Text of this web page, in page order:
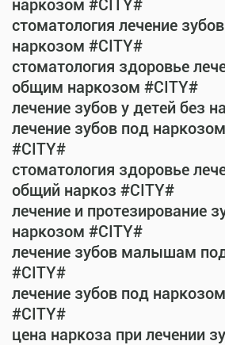
наркозом #CITY#
стоматология лечение
наркозом #CITY#
стоматология здоровье
общим наркозом #CITY#
лечение зубов у детей без
лечение зубов под
#CITY#
стоматология здоровье
общий наркоз #CITY#
лечение и протезирование
наркозом #CITY#
лечение зубов малышам
#CITY#
лечение зубов под
#CITY#
цена наркоза при лечении